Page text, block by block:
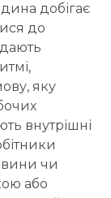
добігає
до
яку
внутрішні
чи
або